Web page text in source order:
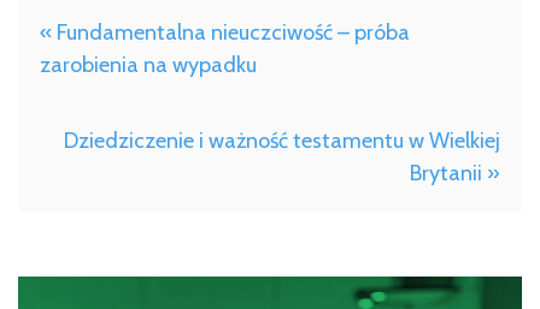
« Fundamentalna nieuczciwość – próba
zarobienia na wypadku
Dziedziczenie i ważność testamentu w Wielkiej
Brytanii »